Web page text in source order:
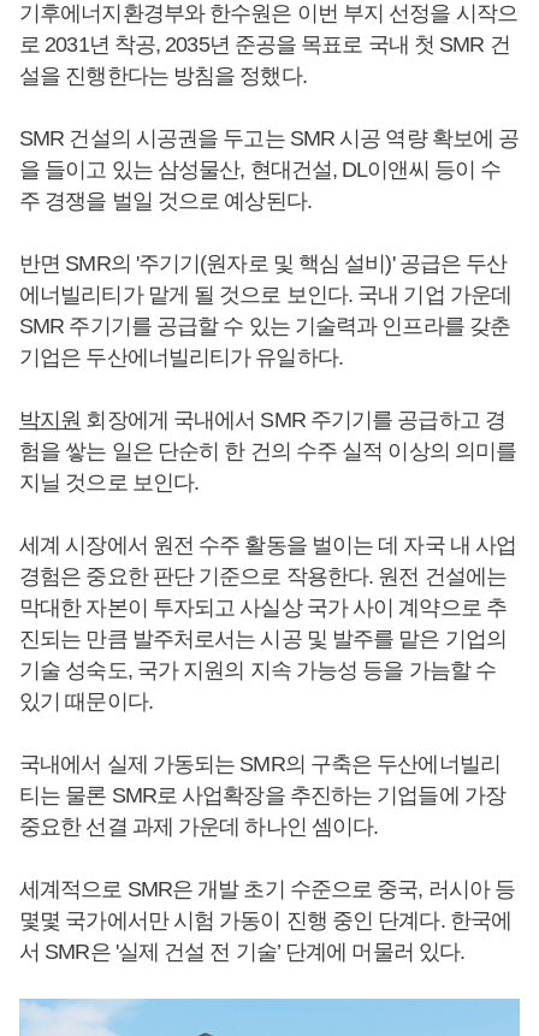
기후에너지환경부와 한수원은 이번 부지 선정을 시작으
로 2031년 착공, 2035년 준공을 목표로 국내 첫 SMR 건
설을 진행한다는 방침을 정했다.
SMR 건설의 시공권을 두고는 SMR 시공 역량 확보에 공
을 들이고 있는 삼성물산, 현대건설, DL이앤씨 등이 수
주 경쟁을 벌일 것으로 예상된다.
반면 SMR의 '주기기(원자로 및 핵심 설비)' 공급은 두산
에너빌리티가 맡게 될 것으로 보인다. 국내 기업 가운데
SMR 주기기를 공급할 수 있는 기술력과 인프라를 갖춘
기업은 두산에너빌리티가 유일하다.
박지원 회장에게 국내에서 SMR 주기기를 공급하고 경
험을 쌓는 일은 단순히 한 건의 수주 실적 이상의 의미를
지닐 것으로 보인다.
세계 시장에서 원전 수주 활동을 벌이는 데 자국 내 사업
경험은 중요한 판단 기준으로 작용한다. 원전 건설에는
막대한 자본이 투자되고 사실상 국가 사이 계약으로 추
진되는 만큼 발주처로서는 시공 및 발주를 맡은 기업의
기술 성숙도, 국가 지원의 지속 가능성 등을 가늠할 수
있기 때문이다.
국내에서 실제 가동되는 SMR의 구축은 두산에너빌리
티는 물론 SMR로 사업확장을 추진하는 기업들에 가장
중요한 선결 과제 가운데 하나인 셈이다.
세계적으로 SMR은 개발 초기 수준으로 중국, 러시아 등
몇몇 국가에서만 시험 가동이 진행 중인 단계다. 한국에
서 SMR은 '실제 건설 전 기술’ 단계에 머물러 있다.